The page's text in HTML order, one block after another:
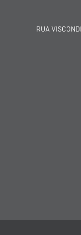
RUA